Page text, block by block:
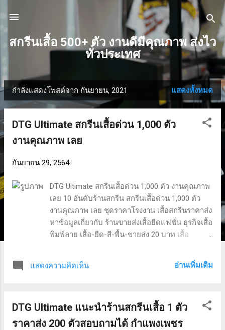
ข้ามไปที่เนื้อหาหลัก
สกรีนเสื้อ 500+ ตัว งานดีมีคุณภาพ ส่งไว
ทั่วประเทศ
บ
กำลังแสดงโพสต์จาก กันยายน, 2021 แสดงทั้งหมด
DTG Ultimate สกรีนเสื้อด่วน 1,000 ตัว
งานคุณภาพ เลย
กันยายน 29, 2564
DTG Ultimate สกรีนเสื้อด่วน 1,000 ตัว งานคุณภาพ
เลย 10 อันดับร้านสกรีน สกรีนเสื้อด่วน 1,000 ตัว
งานคุณภาพ เลย ชุดราคาโรงงาน เสื้อสกรีนราคาส่ง
หาข้อมูลเกี่ยวกับ ร้านขายส่งเสื้อยืดแฟชั่น ธุรกิจเสื้อ
พิมพ์ลาย เสื้อ-ยืด-สี-พื้น-ขายส่ง 20 บาท เสื้อ
เสื้อยืดผู้ชาย ig และ ผลิตเสื้อราคาส่ง 2,000 ตัว.
สกรีนเสื้อด่วน 1,000 ตัว เลย ผลงานจากทางร้าน
สกรีนเสื้อด่วน 1,000 ตัว ทั่วประเทศไทย สอบถาม
รายละเอียดเพิ่มเติมได้ครับ คำค้นหาที่ได้รับความ
แสดงความคิดเห็น อ่านเพิ่มเติม
DTG Ultimate แนะนำร้านสกรีนเสื้อ 1 ตัว
ราคาส่ง 200 ตัวสอบถามได้ กำแพงเพชร